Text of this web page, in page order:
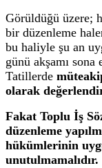
Görüldüğü üzere;
bir düzenleme
bu haliyle şu an
günü akşamı
Tatillerde
olarak
Fakat Toplu İş
düzenleme
hükümlerinin
unutulmamalıdır.